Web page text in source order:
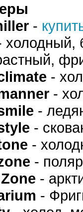
-
холодный,
-
-
-
-
-
-
-
-